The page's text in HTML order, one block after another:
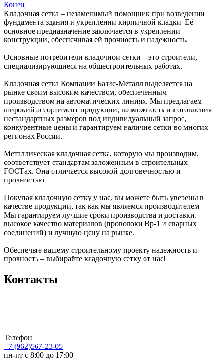
Конец
Кладочная сетка – незаменимый помощник при возведении
фундамента здания и укреплении кирпичной кладки. Её
основное предназначение заключается в укреплении
конструкции, обеспечивая ей прочность и надежность.
Основные потребители кладочной сетки – это строители,
специализирующиеся на общестроительных работах.
Кладочная сетка Компании Базис-Металл выделяется на
рынке своим высоким качеством, обеспеченным
производством на автоматических линиях. Мы предлагаем
широкий ассортимент продукции, возможность изготовления
нестандартных размеров под индивидуальный запрос,
конкурентные цены и гарантируем наличие сетки во многих
регионах России.
Металлическая кладочная сетка, которую мы производим,
соответствует стандартам заложенным в строительных
ГОСТах. Она отличается высокой долговечностью и
прочностью.
Покупая кладочную сетку у нас, вы можете быть уверены в
качестве продукции, так как мы являемся производителем.
Мы гарантируем лучшие сроки производства и доставки,
высокое качество материалов (проволоки Вр-1 и сварных
соединений) и лучшую цену на рынке.
Обеспечьте вашему строительному проекту надежность и
прочность – выбирайте кладочную сетку от нас!
Контакты
Телефон
+7 (962)567-23-05
пн-пт с 8:00 до 17:00